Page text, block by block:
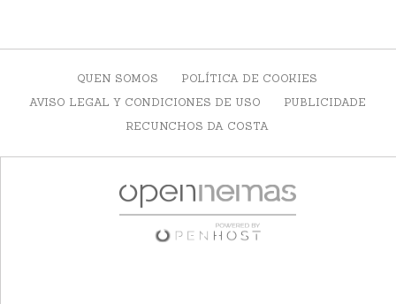
QUEN SOMOS
POLÍTICA DE COOKIES
AVISO LEGAL Y CONDICIONES DE USO
PUBLICIDADE
RECUNCHOS DA COSTA